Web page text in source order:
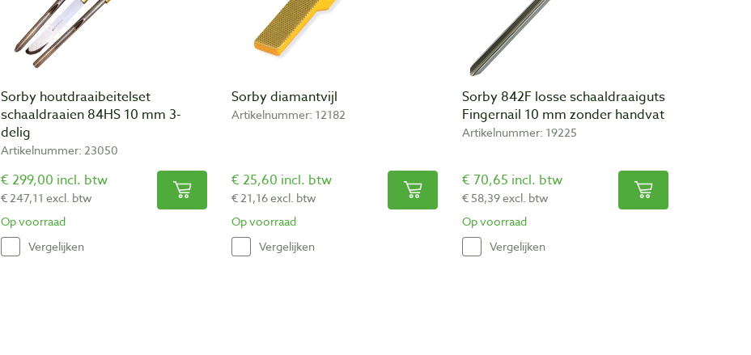
Sorby houtdraaibeitelset
schaaldraaien 84HS 10 mm 3-
delig
Artikelnummer: 23050
€ 299,00 incl. btw
€ 247,11 excl. btw
Op voorraad
Vergelijken
Sorby diamantvijl
Artikelnummer: 12182
€ 25,60 incl. btw
€ 21,16 excl. btw
Op voorraad
Vergelijken
Sorby 842F losse schaaldraaiguts
Fingernail 10 mm zonder handvat
Artikelnummer: 19225
€ 70,65 incl. btw
€ 58,39 excl. btw
Op voorraad
Vergelijken